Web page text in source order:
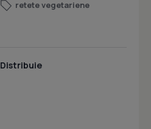
retete vegetariene
Distribuie